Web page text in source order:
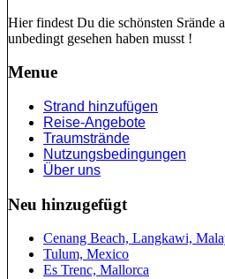
Hier findest Du die schönsten Srände
unbedingt gesehen haben musst !
Menue
Strand hinzufügen
Reise-Angebote
Traumstrände
Nutzungsbedingungen
Über uns
Neu hinzugefügt
Cenang Beach, Langkawi,
Tulum, Mexico
Es Trenc, Mallorca